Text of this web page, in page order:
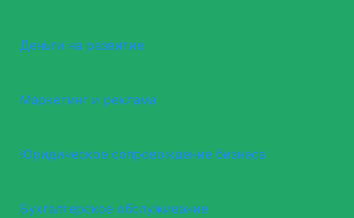
Деньги на развитие
Маркетинг и реклама
Юридическое сопровождение бизнеса
Бухгалтерское обслуживание